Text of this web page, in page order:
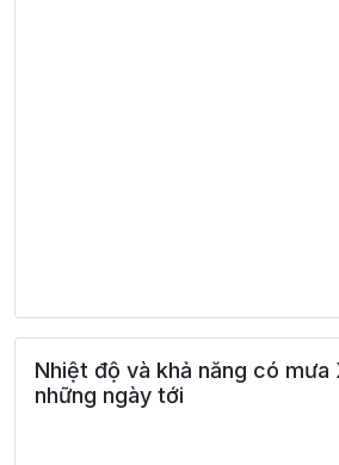
Nhiệt độ và khả năng có mưa
những ngày tới